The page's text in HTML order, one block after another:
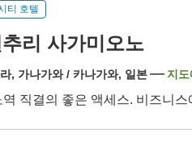
티 호텔
리 사가미오노
, 가나가와 / 카나가와, 일본 지도
직결의 좋은 액세스. 비즈니